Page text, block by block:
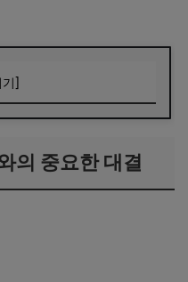
]
의 중요한 대결